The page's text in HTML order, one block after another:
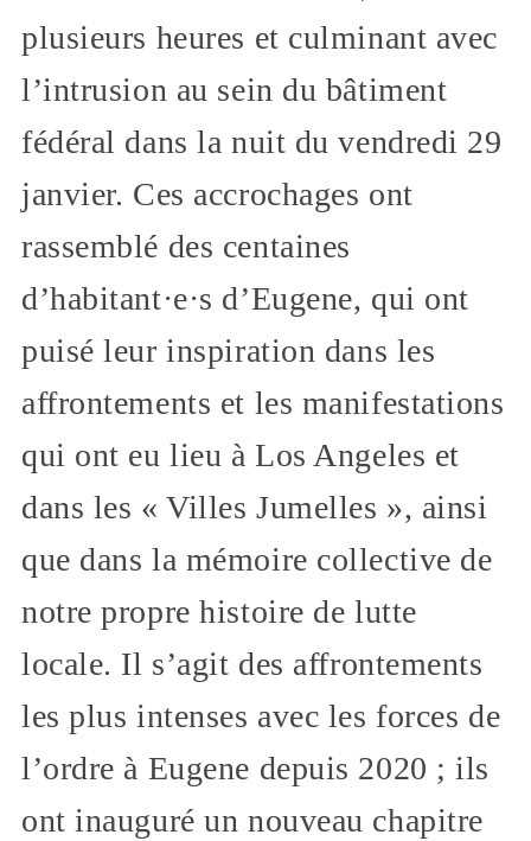
plusieurs heures et culminant avec
l’intrusion au sein du bâtiment
fédéral dans la nuit du vendredi 29
janvier. Ces accrochages ont
rassemblé des centaines
d’habitant·e·s d’Eugene, qui ont
puisé leur inspiration dans les
affrontements et les manifestations
qui ont eu lieu à Los Angeles et
dans les « Villes Jumelles », ainsi
que dans la mémoire collective de
notre propre histoire de lutte
locale. Il s’agit des affrontements
les plus intenses avec les forces de
l’ordre à Eugene depuis 2020 ; ils
ont inauguré un nouveau chapitre